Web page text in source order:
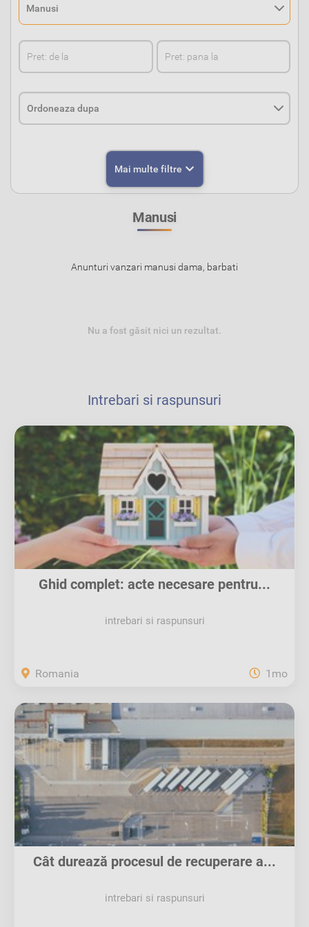
Mai multe filtre
Manusi
Anunturi vanzari manusi dama, barbati
Nu a fost găsit nici un rezultat.
Intrebari si raspunsuri
Ghid complet: acte necesare pentru...
intrebari si raspunsuri
Romania 1mo
Cât durează procesul de recuperare a...
intrebari si raspunsuri